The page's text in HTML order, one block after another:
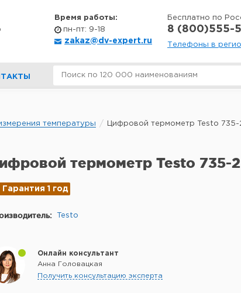
Время работы:
пн-пт: 9-18
zakaz@dv-expert.ru
Бесплатно по
8 (800)555-
Телефоны в
температуры Цифровой термометр Testo 735-
термометр Testo 735-2
Гарантия 1 год
Testo
Онлайн консультант
Анна Головацкая
Получить консультацию эксперта